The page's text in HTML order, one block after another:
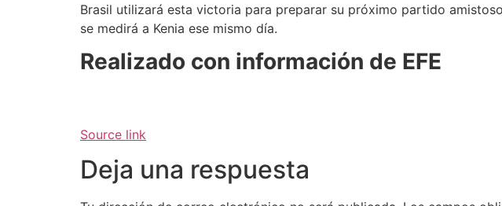
Brasil utilizará esta victoria para preparar su próximo partido
se medirá a Kenia ese mismo día.
Realizado con información de EFE
Source link
Deja una respuesta